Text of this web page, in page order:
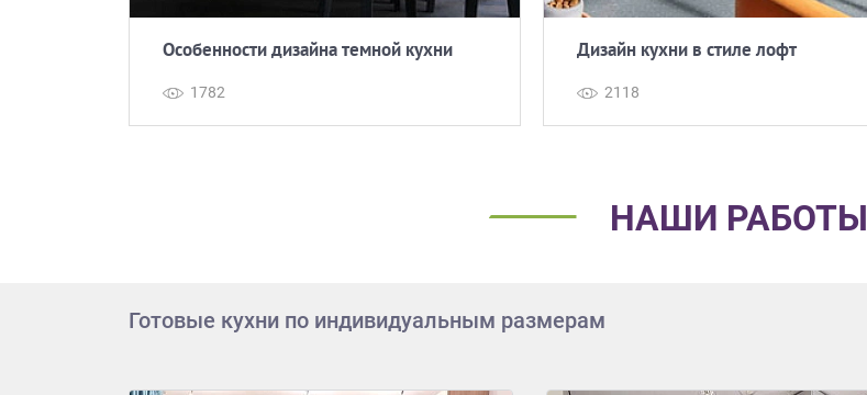
Особенности дизайна темной кухни
1782
Дизайн кухни в стиле лофт
2118
НАШИ РАБОТЫ
Готовые кухни по индивидуальным размерам